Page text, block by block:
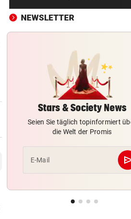
Vorarlbergs Polizei braucht
Hilfe von außen
Aussagen von Thaler sorgen
Gericht für Staunen
BEQUEM NACH VENEDIG?
ÖBB-Odyssee: „Haben uns
sterben lassen“
VERHEERENDE UNWETTER
OBJEKTIVE BEWERTUNGEN? vor 40
NEWSLETTER
Stars & Society News
Seien Sie täglich topinformiert
die Welt der Promis
E-Mail